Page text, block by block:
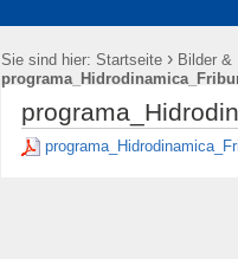
Sie sind hier: Startseite › Bilder &